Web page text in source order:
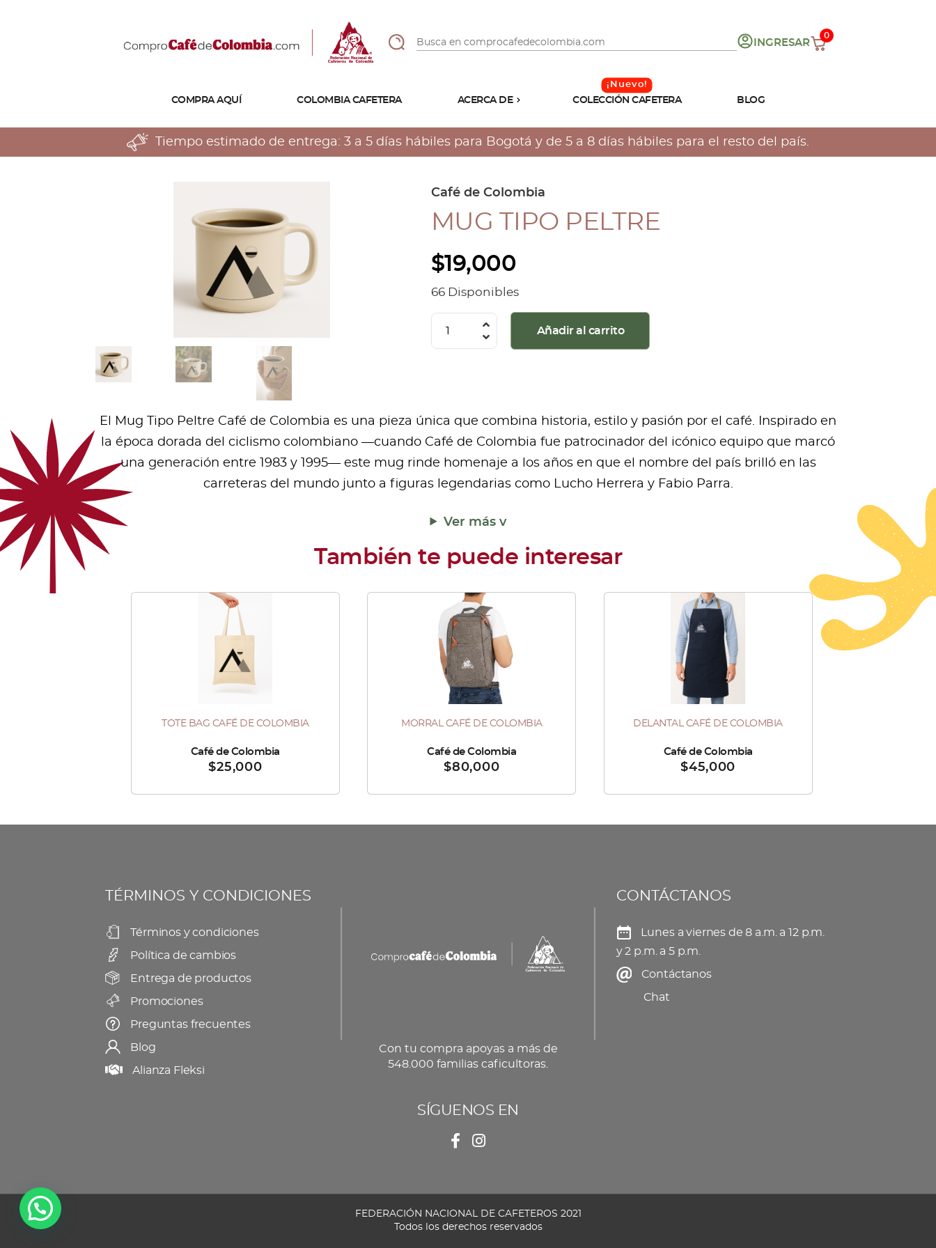
INGRESAR
0
COMPRA AQUÍ COLOMBIA CAFETERA ACERCA DE
Tostiones
Preparación
Atributos
COLECCIÓN CAFETERA BLOG
Tiempo estimado de entrega: 3 a 5 días hábiles para Bogotá y de 5 a 8 días hábiles para el resto del país.
Café de Colombia
MUG TIPO PELTRE
$19,000
66 Disponibles
Tipo
Añadir al carrito
El Mug Tipo Peltre Café de Colombia es una pieza única que combina historia, estilo y pasión por el café. Inspirado en
la época dorada del ciclismo colombiano —cuando Café de Colombia fue patrocinador del icónico equipo que marcó
una generación entre 1983 y 1995— este mug rinde homenaje a los años en que el nombre del país brilló en las
carreteras del mundo junto a figuras legendarias como Lucho Herrera y Fabio Parra.
Ver más v
TOTE BAG CAFÉ DE COLOMBIA
$25,000
Café de Colombia
MORRAL CAFÉ DE COLOMBIA
$80,000
Vendido por :Café de Colombia
DELANTAL CAFÉ DE COLOMBIA
$45,000
Café de Colombia
TÉRMINOS Y CONDICIONES
Términos y condiciones
Política de cambios
Entrega de productos
Promociones
Preguntas frecuentes
Blog
Alianza Fleksi
Con tu compra apoyas a más de
548.000 familias caficultoras.
SÍGUENOS EN
CONTÁCTANOS
Lunes a viernes de 8 a.m. a 12 p.m.
y 2 p.m. a 5 p.m.
Contáctanos
Chat
FEDERACIÓN NACIONAL DE CAFETEROS 2021
Todos los derechos reservados